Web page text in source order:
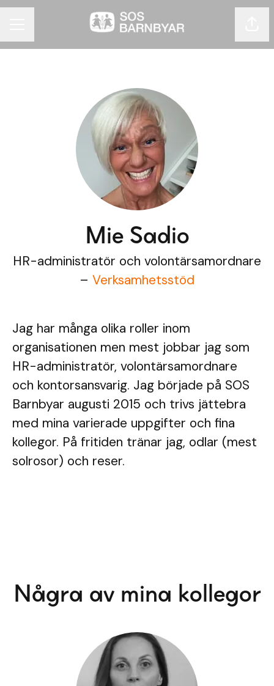
Mie Sadio
HR-administratör och volontärsamordnare
– Verksamhetsstöd
Jag har många olika roller inom
organisationen men mest jobbar jag som
HR-administratör, volontärsamordnare
och kontorsansvarig. Jag började på SOS
Barnbyar augusti 2015 och trivs jättebra
med mina varierade uppgifter och fina
kollegor. På fritiden tränar jag, odlar (mest
solrosor) och reser.
Några av mina kollegor